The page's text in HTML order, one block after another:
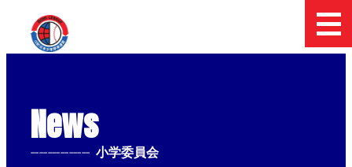
News
-------------- 小学委員会